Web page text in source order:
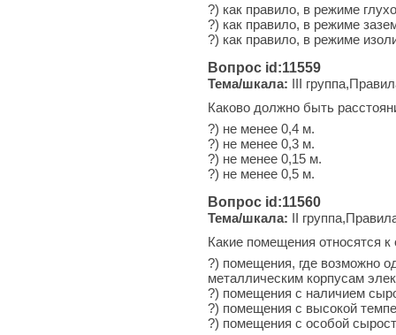
?) как правило, в режиме
?) как правило, в режиме
?) как правило, в режиме
Вопрос id:11559
Тема/шкала: III
Каково должно быть
?) не менее 0,4 м.
?) не менее 0,3 м.
?) не менее 0,15 м.
?) не менее 0,5 м.
Вопрос id:11560
Тема/шкала: II
Какие помещения относятся
?) помещения, где возможно
металлическим корпусам
?) помещения с наличием
?) помещения с высокой
?) помещения с особой